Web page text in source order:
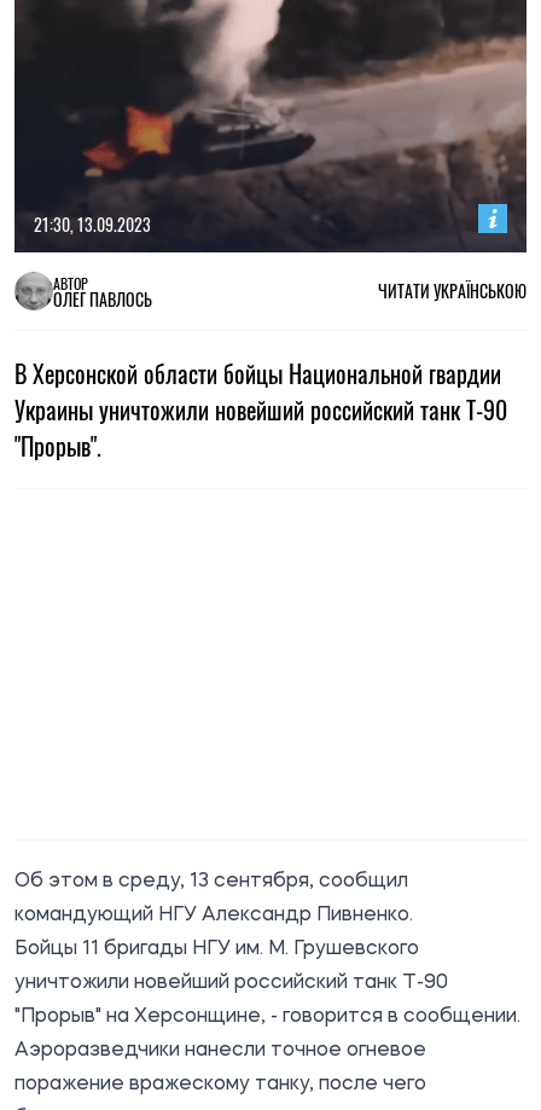
21:30, 13.09.2023
АВТОР
ОЛЕГ ПАВЛОСЬ ЧИТАТИ УКРАЇНСЬКОЮ
В Херсонской области бойцы Национальной гвардии
Украины уничтожили новейший российский танк Т-90
"Прорыв".
Об этом в среду, 13 сентября, сообщил
командующий НГУ Александр Пивненко.
Бойцы 11 бригады НГУ им. М. Грушевского
уничтожили новейший российский танк Т-90
"Прорыв" на Херсонщине, - говорится в сообщении.
Аэроразведчики нанесли точное огневое
поражение вражескому танку, после чего